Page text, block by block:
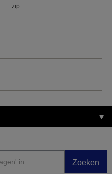
.zip
Zoeken